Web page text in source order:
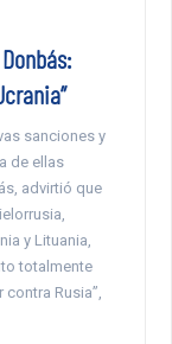
sanciones y
de ellas
advirtió que
y Lituania,
totalmente
Rusia”,